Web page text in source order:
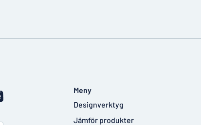
Meny
Designverktyg
Jämför produkter